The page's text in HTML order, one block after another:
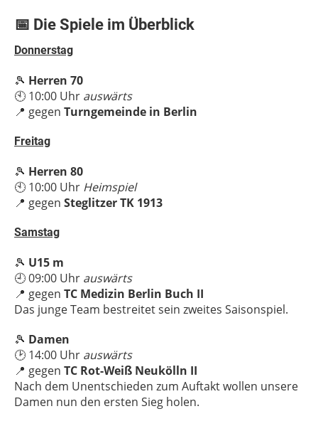
📅 Die Spiele im Überblick
Donnerstag
🎾 Herren 70
🕙 10:00 Uhr auswärts
📍 gegen Turngemeinde in Berlin
Freitag
🎾 Herren 80
🕙 10:00 Uhr Heimspiel
📍 gegen Steglitzer TK 1913
Samstag
🎾 U15 m
🕘 09:00 Uhr auswärts
📍 gegen TC Medizin Berlin Buch II
Das junge Team bestreitet sein zweites Saisonspiel.
🎾 Damen
🕑 14:00 Uhr auswärts
📍 gegen TC Rot-Weiß Neukölln II
Nach dem Unentschieden zum Auftakt wollen unsere
Damen nun den ersten Sieg holen.